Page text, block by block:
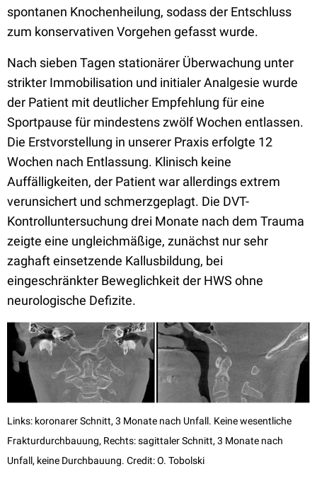
spontanen Knochenheilung, sodass der Entschluss
zum konservativen Vorgehen gefasst wurde.
Nach sieben Tagen stationärer Überwachung unter
strikter Immobilisation und initialer Analgesie wurde
der Patient mit deutlicher Empfehlung für eine
Sportpause für mindestens zwölf Wochen entlassen.
Die Erstvorstellung in unserer Praxis erfolgte 12
Wochen nach Entlassung. Klinisch keine
Auffälligkeiten, der Patient war allerdings extrem
verunsichert und schmerzgeplagt. Die DVT-
Kontrolluntersuchung drei Monate nach dem Trauma
zeigte eine ungleichmäßige, zunächst nur sehr
zaghaft einsetzende Kallusbildung, bei
eingeschränkter Beweglichkeit der HWS ohne
neurologische Defizite.
Links: koronarer Schnitt, 3 Monate nach Unfall. Keine wesentliche
Frakturdurchbauung, Rechts: sagittaler Schnitt, 3 Monate nach
Unfall, keine Durchbauung. Credit: O. Tobolski